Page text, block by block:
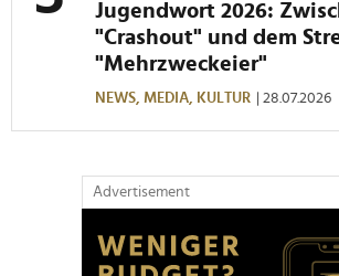
Jugendwort 2026:
"Crashout" und dem
"Mehrzweckeier"
NEWS, MEDIA, KULTUR | 28.07.2026
Advertisement